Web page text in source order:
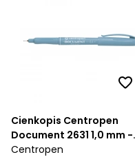
Cienkopis Centropen
Document 2631 1,0 mm -
czarny (0000097)
Centropen